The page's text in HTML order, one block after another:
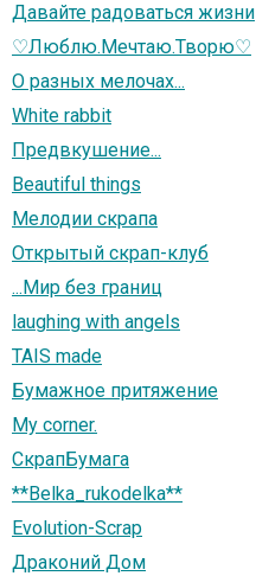
Давайте радоваться жизни
♡Люблю.Мечтаю.Творю♡
О разных мелочах...
White rabbit
Предвкушение...
Beautiful things
Мелодии скрапа
Открытый скрап-клуб
...Мир без границ
laughing with angels
TAIS made
Бумажное притяжение
My corner.
СкрапБумага
**Belka_rukodelka**
Evolution-Scrap
Драконий Дом